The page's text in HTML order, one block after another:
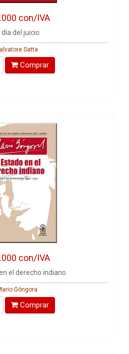
con/IVA
día del juicio
Satta
Comprar
con/IVA
el derecho indiano
Góngora
Comprar